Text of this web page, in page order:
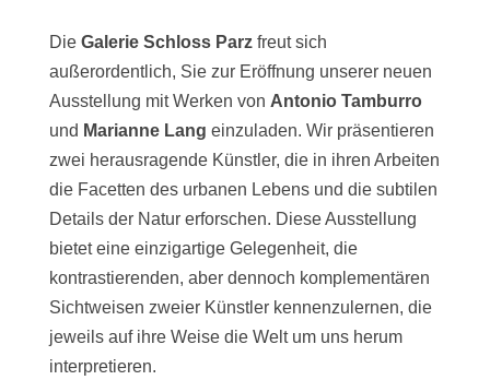
Die Galerie Schloss Parzfreut sich
außerordentlich, Sie zur Eröffnung unserer neuen
Ausstellung mit Werken von Antonio Tamburro
und Marianne Lang einzuladen. Wir präsentieren
zwei herausragende Künstler, die in ihren Arbeiten
die Facetten des urbanen Lebens und die subtilen
Details der Natur erforschen. Diese Ausstellung
bietet eine einzigartige Gelegenheit, die
kontrastierenden, aber dennoch komplementären
Sichtweisen zweier Künstler kennenzulernen, die
jeweils auf ihre Weise die Welt um uns herum
interpretieren.